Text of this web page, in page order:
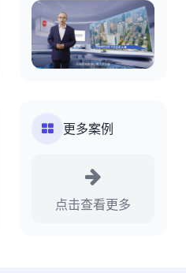
更多案例
点击查看更多